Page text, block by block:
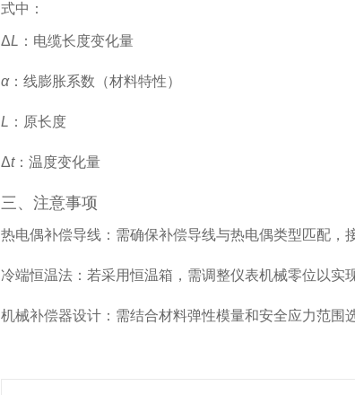
式中：
ΔL ：电缆长度变化量
α：线膨胀系数（材料特性）
L ：原长度
Δt：温度变化量
三、注意事项
热电偶补偿导线 ：需确保补偿导线与热电偶类型匹配，
冷端恒温法 ：若采用恒温箱，需调整仪表机械零位以实
机械补偿器设计 ：需结合材料弹性模量和安全应力范围